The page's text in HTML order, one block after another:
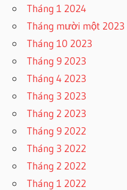
Tháng 1 2024
Tháng mười một 2023
Tháng 10 2023
Tháng 9 2023
Tháng 4 2023
Tháng 3 2023
Tháng 2 2023
Tháng 9 2022
Tháng 3 2022
Tháng 2 2022
Tháng 1 2022